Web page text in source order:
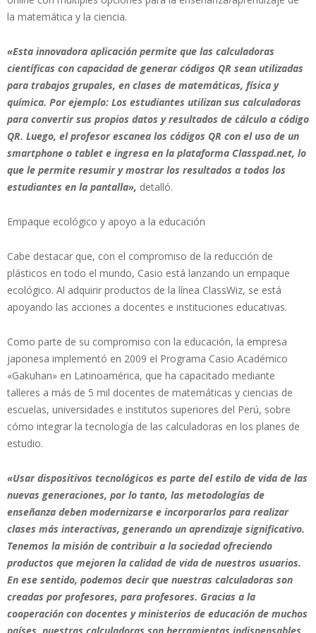
la matemática y la ciencia.
«Esta innovadora aplicación permite que las calculadoras
científicas con capacidad de generar códigos QR sean utilizadas
para trabajos grupales, en clases de matemáticas, física y
química. Por ejemplo: Los estudiantes utilizan sus calculadoras
para convertir sus propios datos y resultados de cálculo a código
QR. Luego, el profesor escanea los códigos QR con el uso de un
smartphone o tablet e ingresa en la plataforma Classpad.net, lo
que le permite resumir y mostrar los resultados a todos los
estudiantes en la pantalla», detalló.
Empaque ecológico y apoyo a la educación
Cabe destacar que, con el compromiso de la reducción de
plásticos en todo el mundo, Casio está lanzando un empaque
ecológico. Al adquirir productos de la línea ClassWiz, se está
apoyando las acciones a docentes e instituciones educativas.
Como parte de su compromiso con la educación, la empresa
japonesa implementó en 2009 el Programa Casio Académico
«Gakuhan» en Latinoamérica, que ha capacitado mediante
talleres a más de 5 mil docentes de matemáticas y ciencias de
escuelas, universidades e institutos superiores del Perú, sobre
cómo integrar la tecnología de las calculadoras en los planes de
estudio.
«Usar dispositivos tecnológicos es parte del estilo de vida de las
nuevas generaciones, por lo tanto, las metodologías de
enseñanza deben modernizarse e incorporarlos para realizar
clases más interactivas, generando un aprendizaje significativo.
Tenemos la misión de contribuir a la sociedad ofreciendo
productos que mejoren la calidad de vida de nuestros usuarios.
En ese sentido, podemos decir que nuestras calculadoras son
creadas por profesores, para profesores. Gracias a la
cooperación con docentes y ministerios de educación de muchos
países, nuestras calculadoras son herramientas indispensables